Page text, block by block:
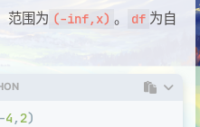
范围为 (-inf,x) 。 df 为自
4, 2)